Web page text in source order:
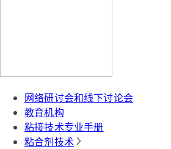
网络研讨会和线下讨论会
教育机构
粘接技术专业手册
粘合剂技术